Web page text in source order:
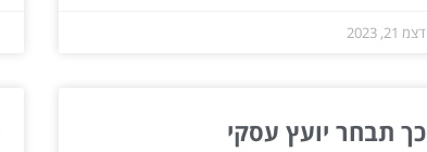
דצמ 21, 2023
כך תבחר יועץ עסקי